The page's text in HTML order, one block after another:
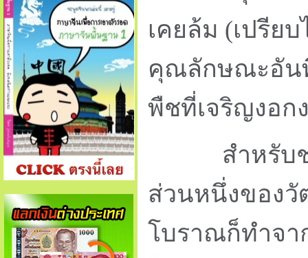
เคยล้ม (เปรีย
คุณลักษณะอัน
พืชที่เจริญงอก
สำหรับชาว
ส่วนหนึ่งของ
โบราณก็ทำจา